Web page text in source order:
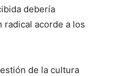
debería
acorde a los
de la cultura